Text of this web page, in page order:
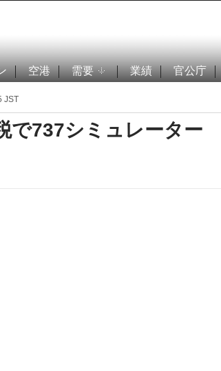
空港 需要 業績 官公庁
JST
で737シミュレーター